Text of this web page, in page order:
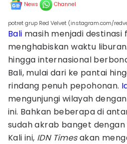
News Channel
potret grup Red Velvet (instagram.com/
Bali masih menjadi destinasi
menghabiskan waktu
hingga internasional
Bali, mulai dari ke pantai
rindang penuh pepohonan.
mengunjungi wilayah
ini. Bahkan beberapa di
sudah akrab banget dengan
Kali ini, IDN Timesakan